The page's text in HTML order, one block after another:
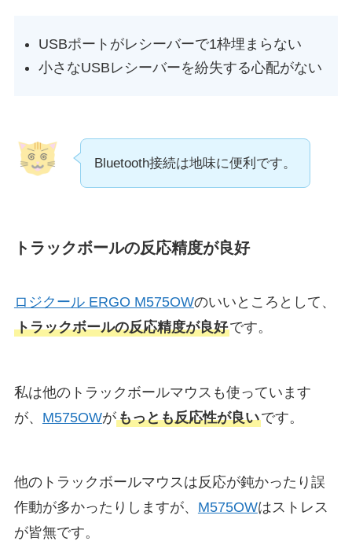
USBポートがレシーバーで1枠埋まらない
小さなUSBレシーバーを紛失する心配がない
Bluetooth接続は地味に便利です。
トラックボールの反応精度が良好
ロジクール ERGO M575OWのいいところとして、
トラックボールの反応精度が良好です。
私は他のトラックボールマウスも使っています
が、 M575OWがもっとも反応性が良いです。
他のトラックボールマウスは反応が鈍かったり誤
作動が多かったりしますが、 M575OWはストレス
が皆無です。